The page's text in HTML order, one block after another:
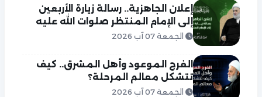
إعلان الجاهزية.. رسالة زيارة الأربعين
إلى الإمام المنتظر صلوات الله عليه
الجمعة 07 آب 2026
الفرج الموعود وأهل المشرق.. كيف
تتشكل معالم المرحلة؟
الجمعة 07 آب 2026